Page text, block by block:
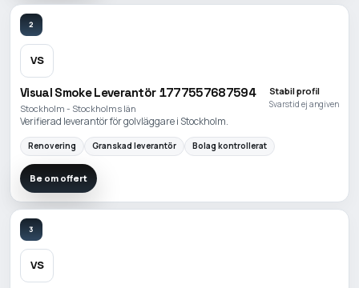
2
VS
Visual Smoke Leverantör 1777557687594
Stockholm - Stockholms län
Stabil profil
Svarstid ej angiven
Verifierad leverantör för golvläggare i Stockholm.
Renovering Granskad leverantör Bolag kontrollerat
Be om offert
3
VS